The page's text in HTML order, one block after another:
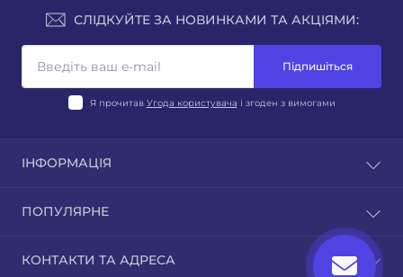
СЛІДКУЙТЕ ЗА НОВИНКАМИ ТА АКЦІЯМИ:
Підпишіться
Я прочитав Угода користувача і згоден з вимогами
ІНФОРМАЦІЯ
Відгуки
Повернення товару
ПОПУЛЯРНЕ
Стерилізаційне, дезінфекційне, очисне обладнання
Бактерицидні лампи, опромінювачі, рециркулятори,
КОНТАКТИ ТА АДРЕСА